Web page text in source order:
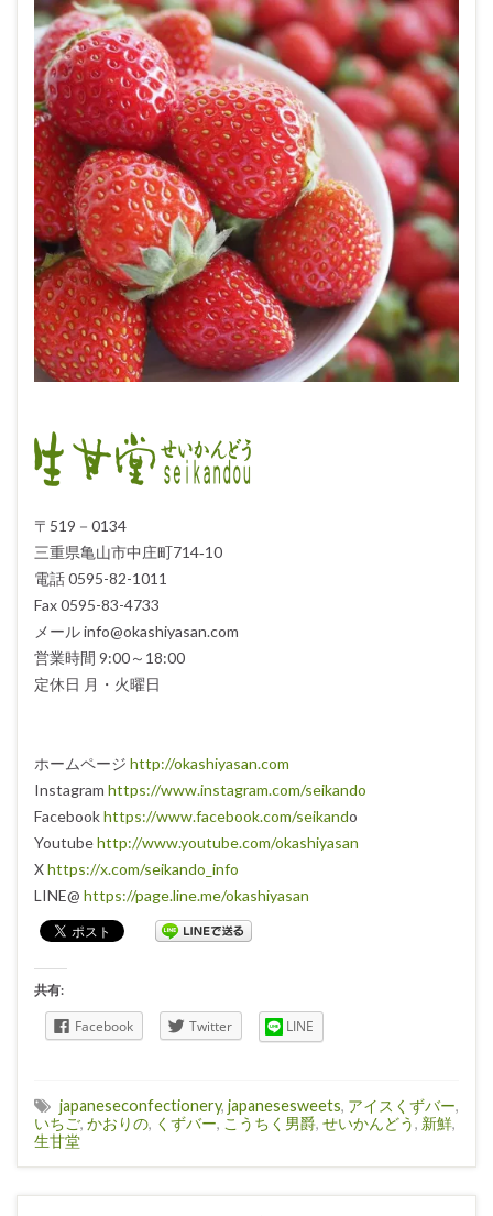
〒519－0134
三重県亀山市中庄町714‐10
電話 0595-82-1011
Fax 0595-83-4733
メール info@okashiyasan.com
営業時間 9:00～18:00
定休日 月・火曜日
ホームページ http://okashiyasan.com
Instagram https://www.instagram.com/seikando
Facebookhttps://www.facebook.com/seikando
Youtubehttp://www.youtube.com/okashiyasan
Xhttps://x.com/seikando_info
LINE@ https://page.line.me/okashiyasan
共有:
Facebook Twitter LINE
japaneseconfectionery, japanesesweets, アイスくずバー,
いちご, かおりの, くずバー, こうちく男爵, せいかんどう, 新鮮,
生甘堂